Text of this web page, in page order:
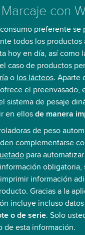
Marcaje con
preferente
todos los
hoy en día, así como
caso de productos
o los lácteos. Aparte
el preenvasado,
sistema de pesaje
en ellosde manera
de peso
complementarse
para automatizar
obligatoria,
información
Gracias a la
incluye incluso
o de serie. Solo
de esta información.